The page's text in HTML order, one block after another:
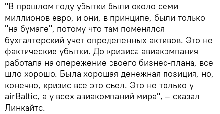
"В прошлом году убытки были около семи
миллионов евро, и они, в принципе, были только
"на бумаге", потому что там поменялся
бухгалтерский учет определенных активов. Это не
фактические убытки. До кризиса авиакомпания
работала на опережение своего бизнес-плана, все
шло хорошо. Была хорошая денежная позиция, но,
конечно, кризис все это съел. Это не только у
airBaltic, а у всех авиакомпаний мира", – сказал
Линкайтс.